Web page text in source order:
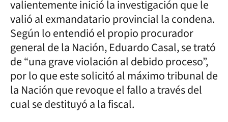
valientemente inició la investigación que le
valió al exmandatario provincial la condena.
Según lo entendió el propio procurador
general de la Nación, Eduardo Casal, se trató
de “una grave violación al debido proceso”,
por lo que este solicitó al máximo tribunal de
la Nación que revoque el fallo a través del
cual se destituyó a la fiscal.